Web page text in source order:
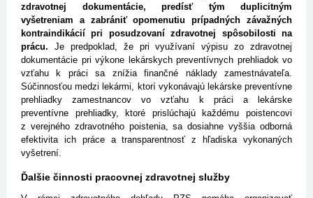
zdravotnej dokumentácie, predísť tým duplicitným
vyšetreniam a zabrániť opomenutiu prípadných závažných
kontraindikácií pri posudzovaní zdravotnej spôsobilosti na
prácu. Je predpoklad, že pri využívaní výpisu zo zdravotnej
dokumentácie pri výkone lekárskych preventívnych prehliadok vo
vzťahu k práci sa znížia finančné náklady zamestnávateľa.
Súčinnosťou medzi lekármi, ktorí vykonávajú lekárske preventívne
prehliadky zamestnancov vo vzťahu k práci a lekárske
preventívne prehliadky, ktoré prislúchajú každému poistencovi
z verejného zdravotného poistenia, sa dosiahne vyššia odborná
efektivita ich práce a transparentnosť z hľadiska vykonaných
vyšetrení.
Ďalšie činnosti pracovnej zdravotnej služby